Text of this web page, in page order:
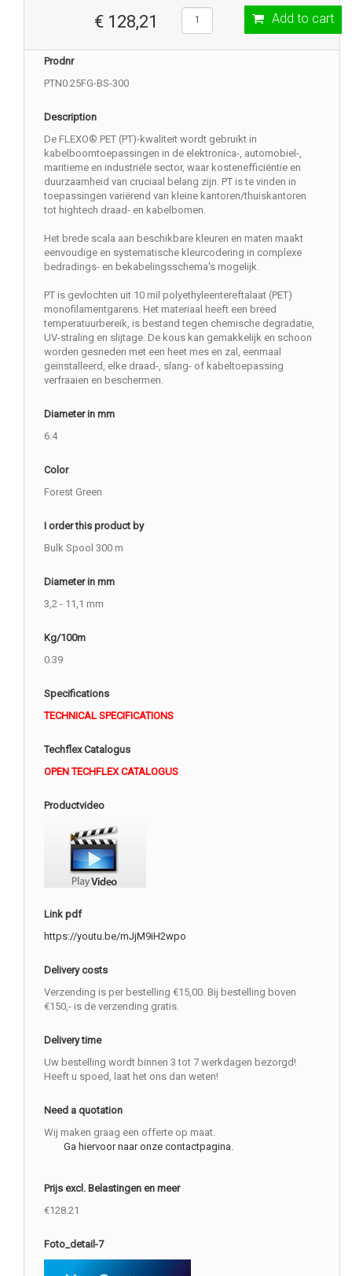
€ 128,21 Add to cart
Prodnr
PTN0.25FG-BS-300
Description
De FLEXO® PET (PT)-kwaliteit wordt gebruikt in
kabelboomtoepassingen in de elektronica-, automobiel-,
maritieme en industriële sector, waar kostenefficiëntie en
duurzaamheid van cruciaal belang zijn. PT is te vinden in
toepassingen variërend van kleine kantoren/thuiskantoren
tot hightech draad- en kabelbomen.
Het brede scala aan beschikbare kleuren en maten maakt
eenvoudige en systematische kleurcodering in complexe
bedradings- en bekabelingsschema's mogelijk.
PT is gevlochten uit 10 mil polyethyleentereftalaat (PET)
monofilamentgarens. Het materiaal heeft een breed
temperatuurbereik, is bestand tegen chemische degradatie,
UV-straling en slijtage. De kous kan gemakkelijk en schoon
worden gesneden met een heet mes en zal, eenmaal
geïnstalleerd, elke draad-, slang- of kabeltoepassing
verfraaien en beschermen.
Diameter in mm
6.4
Color
Forest Green
I order this product by
Bulk Spool 300 m
Diameter in mm
3,2 - 11,1 mm
Kg/100m
0.39
Specifications
TECHNICAL SPECIFICATIONS
Techflex Catalogus
OPEN TECHFLEX CATALOGUS
Productvideo
Link pdf
https://youtu.be/mJjM9iH2wpo
Delivery costs
Verzending is per bestelling €15,00. Bij bestelling boven
€150,- is de verzending gratis.
Delivery time
Uw bestelling wordt binnen 3 tot 7 werkdagen bezorgd!
Heeft u spoed, laat het ons dan weten!
Need a quotation
Wij maken graag een offerte op maat.
Ga hiervoor naar onze contactpagina.
Prijs excl. Belastingen en meer
€128.21
Foto_detail-7